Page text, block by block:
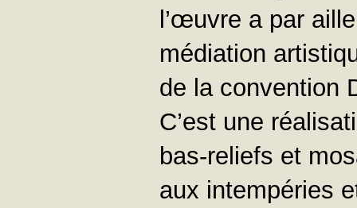
l’œuvre a par
médiation
de la convention
C’est une
bas-reliefs et
aux intempéries